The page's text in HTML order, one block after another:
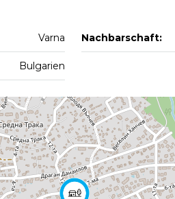
Varna Nachbarschaft:
Bulgarien